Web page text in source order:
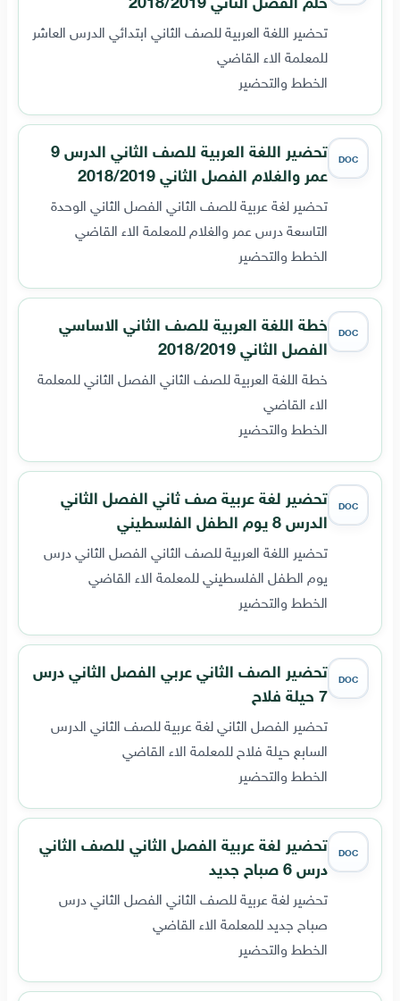
تحضير اللغة العربية للصف الثاني ابتدائي الدرس العاشر
للمعلمة الاء القاضي
الخطط والتحضير
DOC
تحضير اللغة العربية للصف الثاني الدرس 9
عمر والغلام الفصل الثاني 2018/2019
تحضير لغة عربية للصف الثاني الفصل الثاني الوحدة
التاسعة درس عمر والغلام للمعلمة الاء القاضي
الخطط والتحضير
DOC
خطة اللغة العربية للصف الثاني الاساسي
الفصل الثاني 2018/2019
خطة اللغة العربية للصف الثاني الفصل الثاني للمعلمة
الاء القاضي
الخطط والتحضير
DOC
تحضير لغة عربية صف ثاني الفصل الثاني
الدرس 8 يوم الطفل الفلسطيني
تحضير اللغة العربية للصف الثاني الفصل الثاني درس
يوم الطفل الفلسطيني للمعلمة الاء القاضي
الخطط والتحضير
DOC
تحضير الصف الثاني عربي الفصل الثاني درس
7 حيلة فلاح
تحضير الفصل الثاني لغة عربية للصف الثاني الدرس
السابع حيلة فلاح للمعلمة الاء القاضي
الخطط والتحضير
DOC
تحضير لغة عربية الفصل الثاني للصف الثاني
درس 6 صباح جديد
تحضير لغة عربية للصف الثاني الفصل الثاني درس
صباح جديد للمعلمة الاء القاضي
الخطط والتحضير